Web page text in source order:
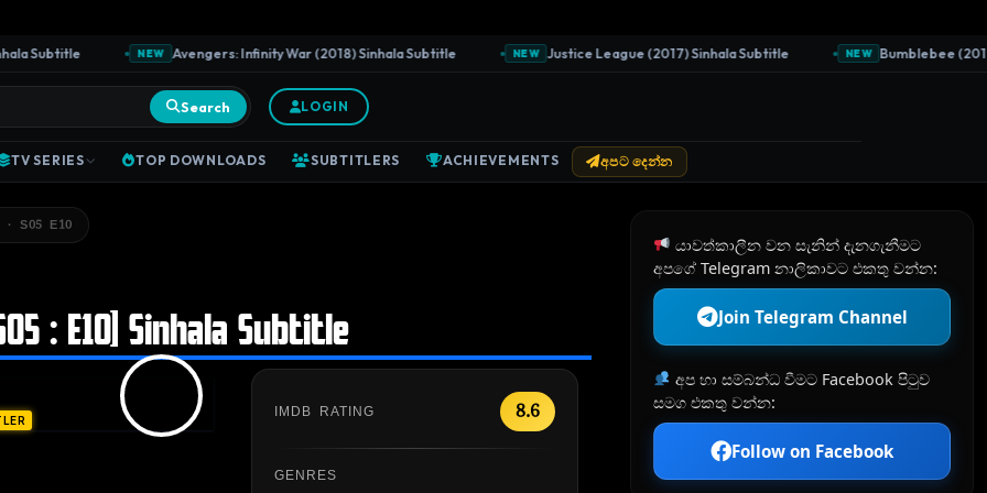
Subtitle NEW Avengers: Infinity War (2018) Sinhala Subtitle NEW Justice League (2017) Sinhala Subtitle NEW Bumblebee (2018)
Search LOGIN
TV SERIES TOP DOWNLOADS SUBTITLERS ACHIEVEMENTS අපට දෙන්න
· S05 E10
: E10] Sinhala Subtitle
IMDB RATING 8.6
GENRES
යාවත්කාලීන වන සැනින් දැනගැනීමට
අපගේ Telegram නාලිකාවට එකතු වන්න:
Join Telegram Channel
අප හා සම්බන්ධ වීමට Facebook පිටුව
සමග එකතු වන්න:
Follow on Facebook